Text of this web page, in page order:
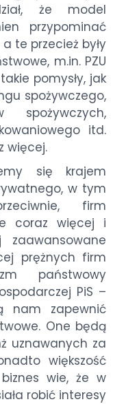
że model
przypominać
te przecież były
m.in. PZU
pomysły, jak
spożywczego,
itd.
więcej.
się krajem
w tym
firm
coraz więcej i
prężnych firm
państwowy
PiS –
nam zapewnić
One będą
uznawanych za
większość
wie, że w
robić interesy